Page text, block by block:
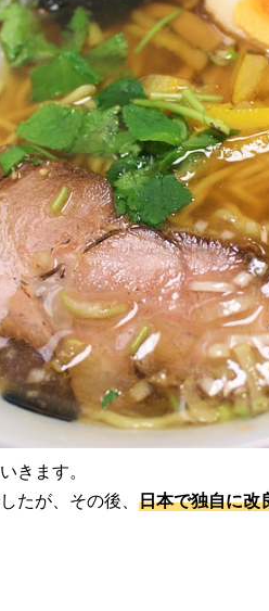
きます。
たが、その後、 日本で独自に改